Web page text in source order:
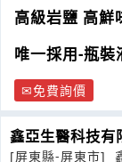
高級岩鹽 高鮮
唯一採用-瓶裝
免費詢價
鑫亞生醫科技有
[屏東縣-屏東市]